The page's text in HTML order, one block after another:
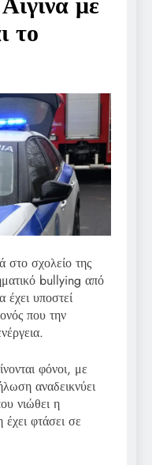
το
στο σχολείο της
bullying από
υποστεί
που την
φόνοι, με
αναδεικνύει
νιώθει η
φτάσει σε